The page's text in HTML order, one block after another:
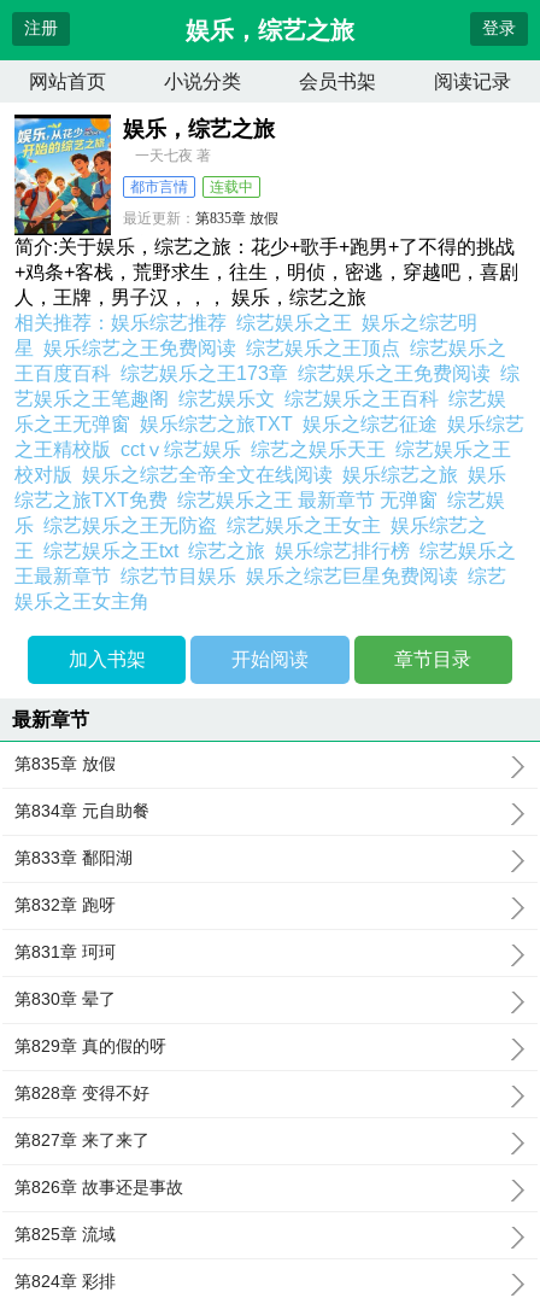
注册 娱乐，综艺之旅 登录
网站首页 小说分类 会员书架 阅读记录
娱乐，综艺之旅
一天七夜 著
都市言情
连载中
最近更新：第835章 放假
更新时间：2026-08-02 22:11:49
简介:关于娱乐，综艺之旅：花少+歌手+跑男+了不得的挑战
+鸡条+客栈，荒野求生，往生，明侦，密逃，穿越吧，喜剧
人，王牌，男子汉，，， 娱乐，综艺之旅
相关推荐：娱乐综艺推荐综艺娱乐之王娱乐之综艺明
星娱乐综艺之王免费阅读综艺娱乐之王顶点综艺娱乐之
王百度百科综艺娱乐之王173章综艺娱乐之王免费阅读综
艺娱乐之王笔趣阁综艺娱乐文综艺娱乐之王百科综艺娱
乐之王无弹窗娱乐综艺之旅TXT娱乐之综艺征途娱乐综艺
之王精校版cctⅴ综艺娱乐综艺之娱乐天王综艺娱乐之王
校对版娱乐之综艺全帝全文在线阅读娱乐综艺之旅娱乐
综艺之旅TXT免费综艺娱乐之王 最新章节 无弹窗综艺娱
乐综艺娱乐之王无防盗综艺娱乐之王女主娱乐综艺之
王综艺娱乐之王txt综艺之旅娱乐综艺排行榜综艺娱乐之
王最新章节综艺节目娱乐娱乐之综艺巨星免费阅读综艺
娱乐之王女主角
加入书架 开始阅读 章节目录
最新章节
第835章 放假
第834章 元自助餐
第833章 鄱阳湖
第832章 跑呀
第831章 珂珂
第830章 晕了
第829章 真的假的呀
第828章 变得不好
第827章 来了来了
第826章 故事还是事故
第825章 流域
第824章 彩排